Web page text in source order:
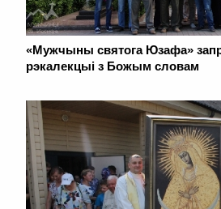
«Мужчыны святога Юзафа»
рэкалекцыі з Божым словам